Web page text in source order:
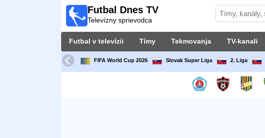
Futbal Dnes TV
Televízny sprievodca
Futbal v televízii Tímy Tekmovanja TV-kanali
FIFA World Cup 2026 Slovak Super Liga 2. Liga